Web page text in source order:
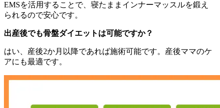
EMSを活用することで、寝たままインナーマッスルを鍛え
られるので安心です。
出産後でも骨盤ダイエットは可能ですか？
はい、産後2か月以降であれば施術可能です。産後ママのケ
アにも最適です。